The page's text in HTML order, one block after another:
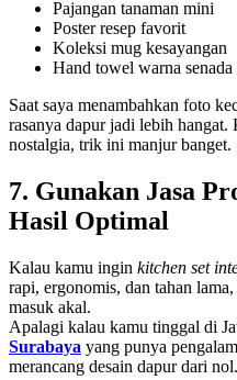
Pajangan tanaman mini
Poster resep favorit
Koleksi mug kesayangan
Hand towel warna senada
Saat saya menambahkan foto
rasanya dapur jadi lebih hangat.
nostalgia, trik ini manjur banget.
7. Gunakan Jasa
Hasil Optimal
Kalau kamu ingin kitchen set
rapi, ergonomis, dan tahan
masuk akal.
Apalagi kalau kamu tinggal di
Surabaya yang punya
merancang desain dapur dari nol.